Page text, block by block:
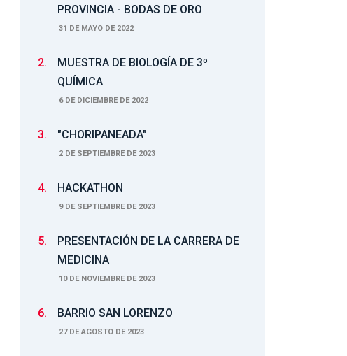
PROVINCIA - BODAS DE ORO
31 DE MAYO DE 2022
2.
MUESTRA DE BIOLOGÍA DE 3º
QUÍMICA
6 DE DICIEMBRE DE 2022
3. "CHORIPANEADA"
2 DE SEPTIEMBRE DE 2023
4. HACKATHON
9 DE SEPTIEMBRE DE 2023
5.
PRESENTACIÓN DE LA CARRERA DE
MEDICINA
10 DE NOVIEMBRE DE 2023
6. BARRIO SAN LORENZO
27 DE AGOSTO DE 2023